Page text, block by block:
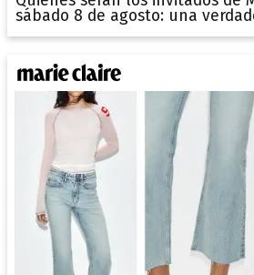
sábado 8 de agosto: una